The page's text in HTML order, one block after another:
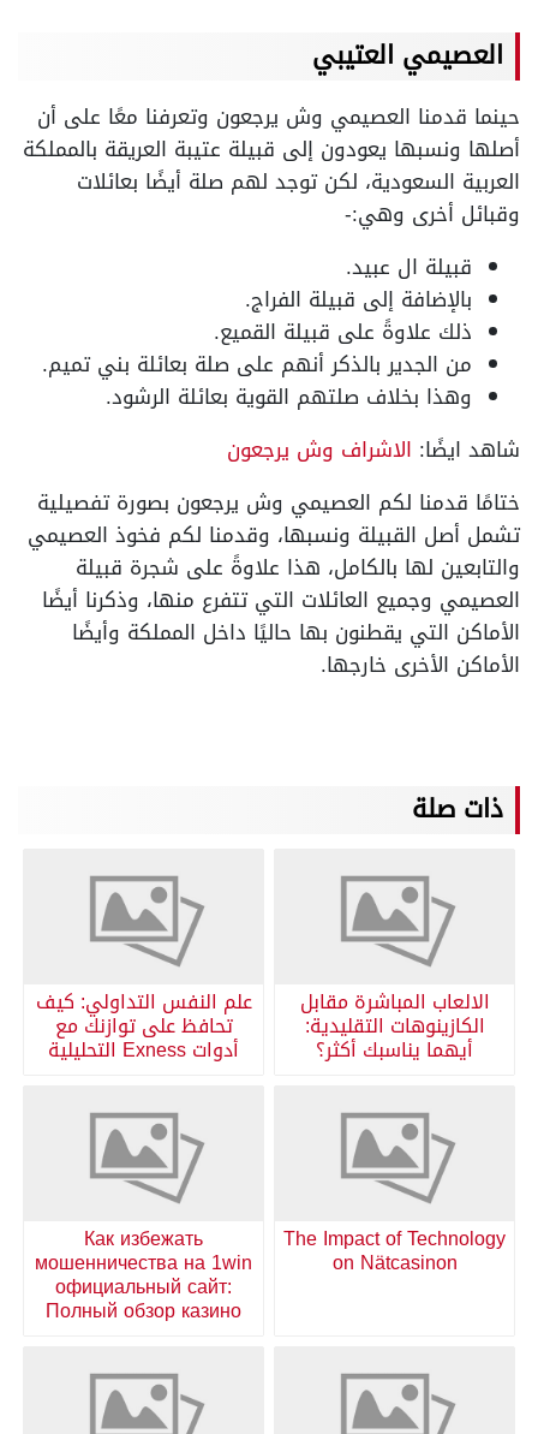
العصيمي العتيبي
حينما قدمنا العصيمي وش يرجعون وتعرفنا معًا على أن
أصلها ونسبها يعودون إلى قبيلة عتيبة العريقة بالمملكة
العربية السعودية، لكن توجد لهم صلة أيضًا بعائلات
وقبائل أخرى وهي:-
قبيلة ال عبيد.
بالإضافة إلى قبيلة الفراج.
ذلك علاوةً على قبيلة القميع.
من الجدير بالذكر أنهم على صلة بعائلة بني تميم.
وهذا بخلاف صلتهم القوية بعائلة الرشود.
شاهد ايضًا: الاشراف وش يرجعون
ختامًا قدمنا لكم العصيمي وش يرجعون بصورة تفصيلية
تشمل أصل القبيلة ونسبها، وقدمنا لكم فخوذ العصيمي
والتابعين لها بالكامل، هذا علاوةً على شجرة قبيلة
العصيمي وجميع العائلات التي تتفرع منها، وذكرنا أيضًا
الأماكن التي يقطنون بها حاليًا داخل المملكة وأيضًا
الأماكن الأخرى خارجها.
ذات صلة
الالعاب المباشرة مقابل
الكازينوهات التقليدية:
أيهما يناسبك أكثر؟
علم النفس التداولي: كيف
تحافظ على توازنك مع
أدوات Exness التحليلية
The Impact of Technology
on Nätcasinon
Как избежать
мошенничества на 1win
официальный сайт:
Полный обзор казино